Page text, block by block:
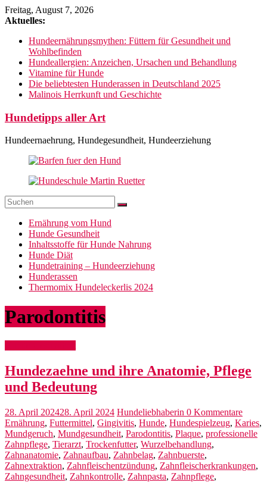
Zum
Inhalt
Freitag, August 7, 2026
Aktuelles:
Hundeernährungsmythen: Füttern für Gesundheit und
Wohlbefinden
Hundeallergien: Anzeichen, Ursachen und Behandlung
Vitamine für Hunde
Die beliebtesten Hunderassen in Deutschland 2025
Malinois Herrkunft und Geschichte
Hundetipps aller Art
Hundeernaehrung, Hundegesundheit, Hundeerziehung
Ernährung vom Hund
Hunde Gesundheit
Inhaltsstoffe für Hunde Nahrung
Hunde Diät
Hundetraining – Hundeerziehung
Hunderassen
Thermomix Hundeleckerlis 2024
Parodontitis
Hundezaehne und ihre Anatomie, Pflege
und Bedeutung
28. April 202428. April 2024 Hundeliebhaberin 0 Kommentare
Ernährung, Futtermittel, Gingivitis, Hunde, Hundespielzeug, Karies,
Mundgeruch, Mundgesundheit, Parodontitis, Plaque, professionelle
Zahnpflege, Tierarzt, Trockenfutter, Wurzelbehandlung,
Zahnanatomie, Zahnaufbau, Zahnbelag, Zahnbuerste,
Zahnextraktion, Zahnfleischentzündung, Zahnfleischerkrankungen,
Zahngesundheit, Zahnkontrolle, Zahnpasta, Zahnpflege,